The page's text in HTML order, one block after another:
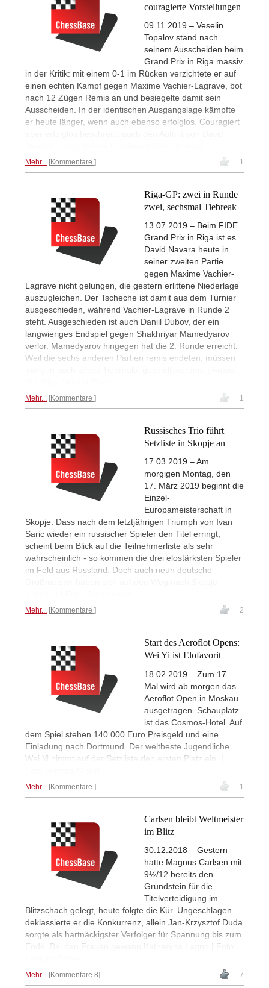
couragierte Vorstellungen
09.11.2019 – Veselin
Topalov stand nach
seinem Ausscheiden beim
Grand Prix in Riga massiv
in der Kritik: mit einem 0-1 im Rücken verzichtete er auf
einen echten Kampf gegen Maxime Vachier-Lagrave, bot
nach 12 Zügen Remis an und besiegelte damit sein
Ausscheiden. In der identischen Ausgangslage kämpfte
er heute länger, wenn auch ebenso erfolglos. Couragiert
Mehr... Kommentare 1
Riga-GP: zwei in Runde
zwei, sechsmal Tiebreak
13.07.2019 – Beim FIDE
Grand Prix in Riga ist es
David Navara heute in
seiner zweiten Partie
gegen Maxime Vachier-
Lagrave nicht gelungen, die gestern erlittene Niederlage
auszugleichen. Der Tscheche ist damit aus dem Turnier
ausgeschieden, während Vachier-Lagrave in Runde 2
steht. Ausgeschieden ist auch Daniil Dubov, der ein
langwieriges Endspiel gegen Shakhriyar Mamedyarov
verlor. Mamedyarov hingegen hat die 2. Runde erreicht.
Weil die sechs anderen Partien remis endeten, müssen
Mehr... Kommentare 1
Russisches Trio führt
Setzliste in Skopje an
17.03.2019 – Am
morgigen Montag, den
17. März 2019 beginnt die
Einzel-
Europameisterschaft in
Skopje. Dass nach dem letztjährigen Triumph von Ivan
Saric wieder ein russischer Spieler den Titel erringt,
scheint beim Blick auf die Teilnehmerliste als sehr
wahrscheinlich - so kommen die drei elostärksten Spieler
im Feld aus Russland. Doch auch neun deutsche
Mehr... Kommentare 2
Start des Aeroflot Opens:
Wei Yi ist Elofavorit
18.02.2019 – Zum 17.
Mal wird ab morgen das
Aeroflot Open in Moskau
ausgetragen. Schauplatz
ist das Cosmos-Hotel. Auf
dem Spiel stehen 140.000 Euro Preisgeld und eine
Einladung nach Dortmund. Der weltbeste Jugendliche
Wei Yi nimmt auf der Setzliste den ersten Platz ein. |
Mehr... Kommentare 1
Carlsen bleibt Weltmeister
im Blitz
30.12.2018 – Gestern
hatte Magnus Carlsen mit
9½/12 bereits den
Grundstein für die
Titelverteidigung im
Blitzschach gelegt, heute folgte die Kür. Ungeschlagen
deklassierte er die Konkurrenz, allein Jan-Krzysztof Duda
sorgte als hartnäckigster Verfolger für Spannung bis zum
Ende. Bei den Frauen gewann Katheryna Lagno | Foto:
Mehr... Kommentare 8 7